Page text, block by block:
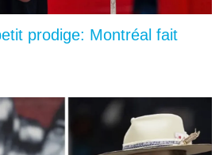
prodige: Montréal fait